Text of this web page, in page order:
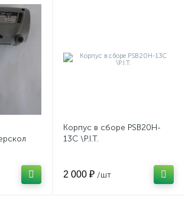
Корпус в сборе PSB20H-
13C \P.I.T.
2 000 ₽ /шт